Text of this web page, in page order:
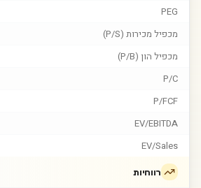
PEG
מכפיל מכירות (P/S)
מכפיל הון (P/B)
P/C
P/FCF
EV/EBITDA
EV/Sales
רווחיות